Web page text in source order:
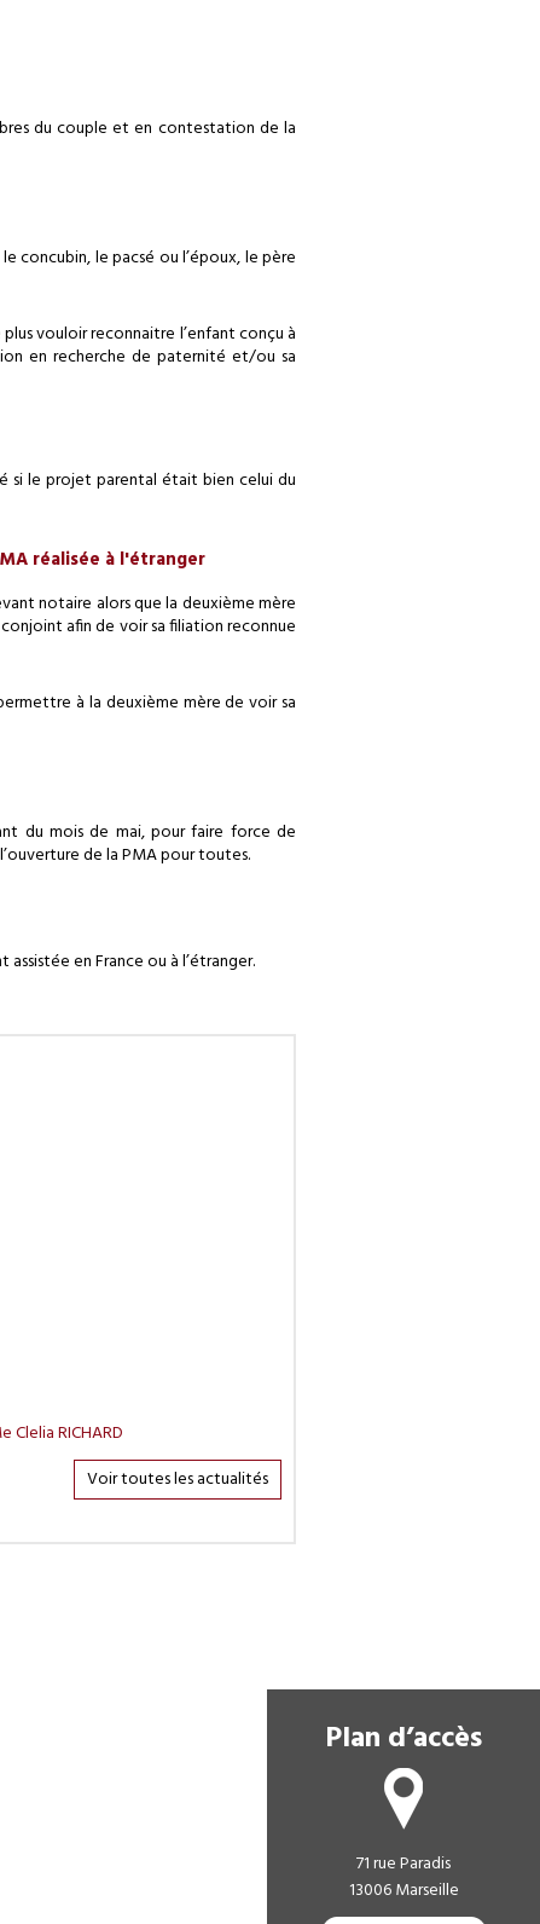
du couple et en contestation de la
concubin, le pacsé ou l’époux, le père
vouloir reconnaitre l’enfant conçu à
en recherche de paternité et/ou sa
si le projet parental était bien celui du
réalisée à l'étranger
notaire alors que la deuxième mère
afin de voir sa filiation reconnue
à la deuxième mère de voir sa
du mois de mai, pour faire force de
de la PMA pour toutes.
en France ou à l’étranger.
Clelia RICHARD
Voir toutes les actualités
Plan d’accès
71 rue Paradis
13006 Marseille